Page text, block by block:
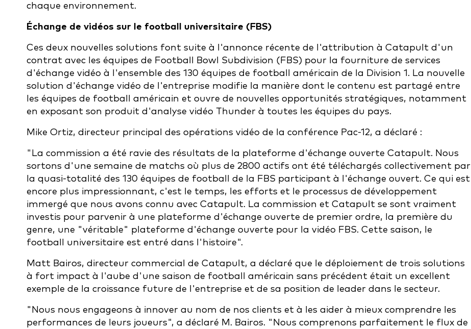
chaque environnement.
Échange de vidéos sur le football universitaire (FBS)
Ces deux nouvelles solutions font suite à l'annonce récente de l'attribution à Catapult d'un
contrat avec les équipes de Football Bowl Subdivision (FBS) pour la fourniture de services
d'échange vidéo à l'ensemble des 130 équipes de football américain de la Division 1. La nouvelle
solution d'échange vidéo de l'entreprise modifie la manière dont le contenu est partagé entre
les équipes de football américain et ouvre de nouvelles opportunités stratégiques, notamment
en exposant son produit d'analyse vidéo Thunder à toutes les équipes du pays.
Mike Ortiz, directeur principal des opérations vidéo de la conférence Pac-12, a déclaré :
"La commission a été ravie des résultats de la plateforme d'échange ouverte Catapult. Nous
sortons d'une semaine de matchs où plus de 2800 actifs ont été téléchargés collectivement par
la quasi-totalité des 130 équipes de football de la FBS participant à l'échange ouvert. Ce qui est
encore plus impressionnant, c'est le temps, les efforts et le processus de développement
immergé que nous avons connu avec Catapult. La commission et Catapult se sont vraiment
investis pour parvenir à une plateforme d'échange ouverte de premier ordre, la première du
genre, une "véritable" plateforme d'échange ouverte pour la vidéo FBS. Cette saison, le
football universitaire est entré dans l'histoire".
Matt Bairos, directeur commercial de Catapult, a déclaré que le déploiement de trois solutions
à fort impact à l'aube d'une saison de football américain sans précédent était un excellent
exemple de la croissance future de l'entreprise et de sa position de leader dans le secteur.
"Nous nous engageons à innover au nom de nos clients et à les aider à mieux comprendre les
performances de leurs joueurs", a déclaré M. Bairos. "Nous comprenons parfaitement le flux de